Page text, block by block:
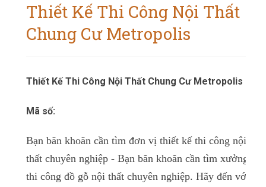
Thiết Kế Thi Công Nội Thất
Chung Cư Metropolis
Thiết Kế Thi Công Nội Thất Chung Cư Metropolis
Mã số:
Bạn băn khoăn cần tìm đơn vị thiết kế thi công nội
thất chuyên nghiệp - Bạn băn khoăn cần tìm xưởng
thi công đồ gỗ nội thất chuyên nghiệp. Hãy đến với